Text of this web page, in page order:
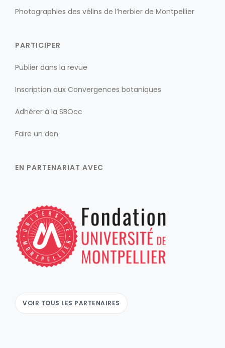
Photographies des vélins de l’herbier de Montpellier
PARTICIPER
Publier dans la revue
Inscription aux Convergences botaniques
Adhérer à la SBOcc
Faire un don
EN PARTENARIAT AVEC
VOIR TOUS LES PARTENAIRES